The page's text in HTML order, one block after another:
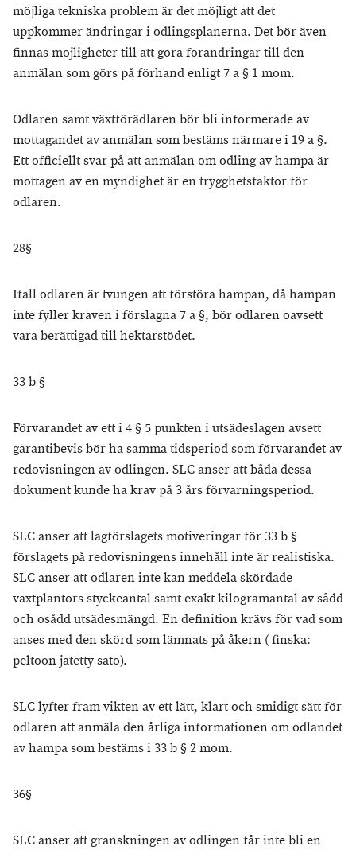
möjliga tekniska problem är det möjligt att det
uppkommer ändringar i odlingsplanerna. Det bör även
finnas möjligheter till att göra förändringar till den
anmälan som görs på förhand enligt 7 a § 1 mom.
Odlaren samt växtförädlaren bör bli informerade av
mottagandet av anmälan som bestäms närmare i 19 a §.
Ett officiellt svar på att anmälan om odling av hampa är
mottagen av en myndighet är en trygghetsfaktor för
odlaren.
28§
Ifall odlaren är tvungen att förstöra hampan, då hampan
inte fyller kraven i förslagna 7 a §, bör odlaren oavsett
vara berättigad till hektarstödet.
33 b §
Förvarandet av ett i 4 § 5 punkten i utsädeslagen avsett
garantibevis bör ha samma tidsperiod som förvarandet av
redovisningen av odlingen. SLC anser att båda dessa
dokument kunde ha krav på 3 års förvarningsperiod.
SLC anser att lagförslagets motiveringar för 33 b §
förslagets på redovisningens innehåll inte är realistiska.
SLC anser att odlaren inte kan meddela skördade
växtplantors styckeantal samt exakt kilogramantal av sådd
och osådd utsädesmängd. En definition krävs för vad som
anses med den skörd som lämnats på åkern ( finska:
peltoon jätetty sato).
SLC lyfter fram vikten av ett lätt, klart och smidigt sätt för
odlaren att anmäla den årliga informationen om odlandet
av hampa som bestäms i 33 b § 2 mom.
36§
SLC anser att granskningen av odlingen får inte bli en